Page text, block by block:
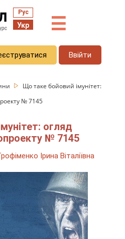
Рус
Укр ☰
Ввійти
Що таке бойовий імунітет:
№ 7145
огляд
№ 7145
Ірина Віталіївна